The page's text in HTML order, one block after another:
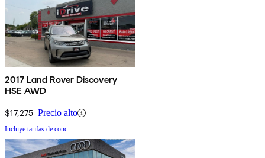
2017 Land Rover Discovery
HSE AWD
$17,275 Precio alto
Incluye tarifas de conc.